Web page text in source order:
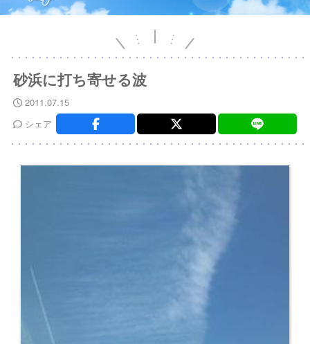
砂浜に打ち寄せる波
2011.07.15
シェア